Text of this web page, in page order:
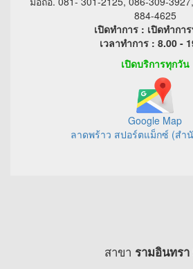
884-4625
เปิดทำการ : เปิดทำกา
เวลาทำการ : 8.00 -
เปิดบริการทุกวัน
Google Map
ลาดพร้าว สปอร์ตแม็กซ์ (สำ
สาขา รามอินทรา